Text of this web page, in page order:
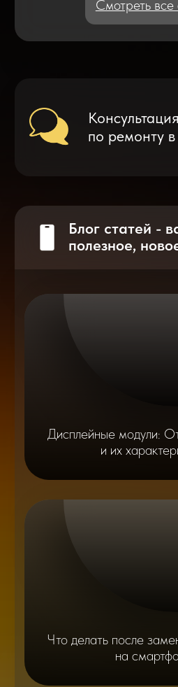
Разблокировка iPhone
после мошенников
на смартфоне?